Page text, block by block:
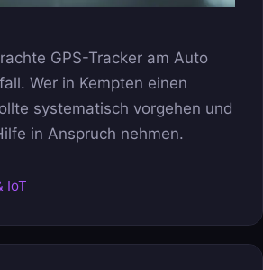
GPS-Tracker am Auto
Wer in Kempten einen
systematisch vorgehen und
in Anspruch nehmen.
IoT